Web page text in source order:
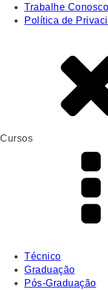
Trabalhe Conosco
Política de
Cursos
Técnico
Graduação
Pós-Graduação